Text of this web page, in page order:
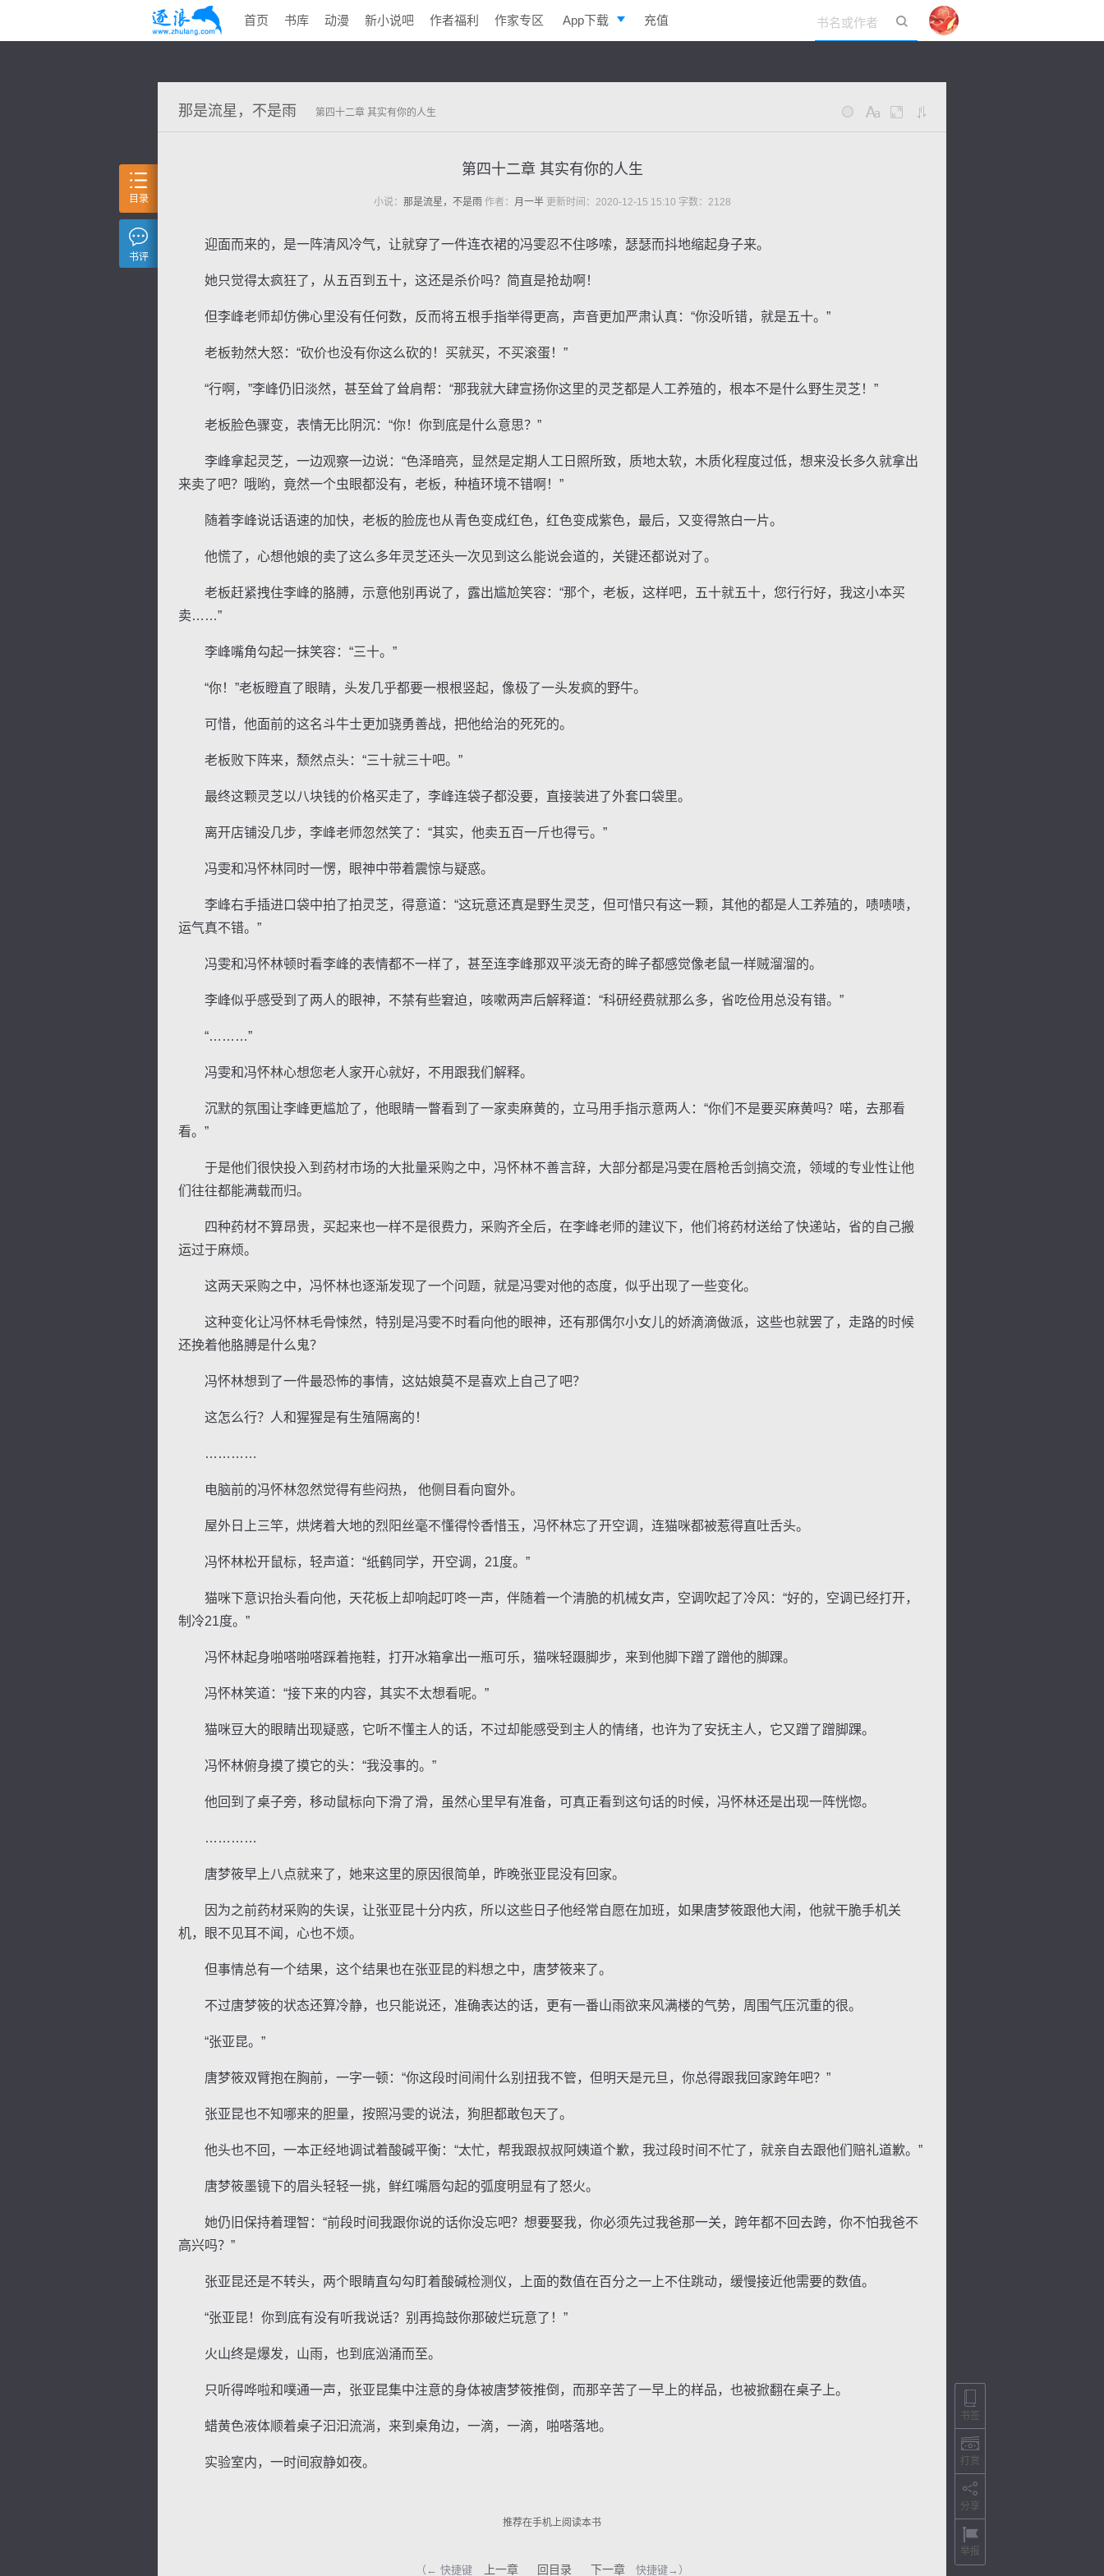
逐浪小说
首页 书库 动漫 新小说吧 作者福利 作家专区 App下载 充值
那是流星，不是雨 第四十二章 其实有你的人生
背 字 宽
第四十二章 其实有你的人生
小说： 那是流星，不是雨 作者： 月一半更新时间：2020-12-15 15:10 字数：2128
迎面而来的，是一阵清风冷气，让就穿了一件连衣裙的冯雯忍不住哆嗦，瑟瑟而抖地缩起身子来。
她只觉得太疯狂了，从五百到五十，这还是杀价吗？简直是抢劫啊！
但李峰老师却仿佛心里没有任何数，反而将五根手指举得更高，声音更加严肃认真：“你没听错，就是五十。”
老板勃然大怒：“砍价也没有你这么砍的！买就买，不买滚蛋！”
“行啊，”李峰仍旧淡然，甚至耸了耸肩帮：“那我就大肆宣扬你这里的灵芝都是人工养殖的，根本不是什么野生灵芝！”
老板脸色骤变，表情无比阴沉：“你！你到底是什么意思？”
李峰拿起灵芝，一边观察一边说：“色泽暗亮，显然是定期人工日照所致，质地太软，木质化程度过低，想来没长多久就拿出
来卖了吧？哦哟，竟然一个虫眼都没有，老板，种植环境不错啊！”
随着李峰说话语速的加快，老板的脸庞也从青色变成红色，红色变成紫色，最后，又变得煞白一片。
他慌了，心想他娘的卖了这么多年灵芝还头一次见到这么能说会道的，关键还都说对了。
老板赶紧拽住李峰的胳膊，示意他别再说了，露出尴尬笑容：“那个，老板，这样吧，五十就五十，您行行好，我这小本买
卖……”
李峰嘴角勾起一抹笑容：“三十。”
“你！”老板瞪直了眼睛，头发几乎都要一根根竖起，像极了一头发疯的野牛。
可惜，他面前的这名斗牛士更加骁勇善战，把他给治的死死的。
老板败下阵来，颓然点头：“三十就三十吧。”
最终这颗灵芝以八块钱的价格买走了，李峰连袋子都没要，直接装进了外套口袋里。
离开店铺没几步，李峰老师忽然笑了：“其实，他卖五百一斤也得亏。”
冯雯和冯怀林同时一愣，眼神中带着震惊与疑惑。
李峰右手插进口袋中拍了拍灵芝，得意道：“这玩意还真是野生灵芝，但可惜只有这一颗，其他的都是人工养殖的，啧啧啧，
运气真不错。”
冯雯和冯怀林顿时看李峰的表情都不一样了，甚至连李峰那双平淡无奇的眸子都感觉像老鼠一样贼溜溜的。
李峰似乎感受到了两人的眼神，不禁有些窘迫，咳嗽两声后解释道：“科研经费就那么多，省吃俭用总没有错。”
“………”
冯雯和冯怀林心想您老人家开心就好，不用跟我们解释。
沉默的氛围让李峰更尴尬了，他眼睛一瞥看到了一家卖麻黄的，立马用手指示意两人：“你们不是要买麻黄吗？喏，去那看
看。”
于是他们很快投入到药材市场的大批量采购之中，冯怀林不善言辞，大部分都是冯雯在唇枪舌剑搞交流，领域的专业性让他
们往往都能满载而归。
四种药材不算昂贵，买起来也一样不是很费力，采购齐全后，在李峰老师的建议下，他们将药材送给了快递站，省的自己搬
运过于麻烦。
这两天采购之中，冯怀林也逐渐发现了一个问题，就是冯雯对他的态度，似乎出现了一些变化。
这种变化让冯怀林毛骨悚然，特别是冯雯不时看向他的眼神，还有那偶尔小女儿的娇滴滴做派，这些也就罢了，走路的时候
还挽着他胳膊是什么鬼？
冯怀林想到了一件最恐怖的事情，这姑娘莫不是喜欢上自己了吧？
这怎么行？人和猩猩是有生殖隔离的！
…………
电脑前的冯怀林忽然觉得有些闷热， 他侧目看向窗外。
屋外日上三竿，烘烤着大地的烈阳丝毫不懂得怜香惜玉，冯怀林忘了开空调，连猫咪都被惹得直吐舌头。
冯怀林松开鼠标，轻声道：“纸鹤同学，开空调，21度。”
猫咪下意识抬头看向他，天花板上却响起叮咚一声，伴随着一个清脆的机械女声，空调吹起了冷风：“好的，空调已经打开，
制冷21度。”
冯怀林起身啪嗒啪嗒踩着拖鞋，打开冰箱拿出一瓶可乐，猫咪轻蹑脚步，来到他脚下蹭了蹭他的脚踝。
冯怀林笑道：“接下来的内容，其实不太想看呢。”
猫咪豆大的眼睛出现疑惑，它听不懂主人的话，不过却能感受到主人的情绪，也许为了安抚主人，它又蹭了蹭脚踝。
冯怀林俯身摸了摸它的头：“我没事的。”
他回到了桌子旁，移动鼠标向下滑了滑，虽然心里早有准备，可真正看到这句话的时候，冯怀林还是出现一阵恍惚。
…………
唐梦筱早上八点就来了，她来这里的原因很简单，昨晚张亚昆没有回家。
因为之前药材采购的失误，让张亚昆十分内疚，所以这些日子他经常自愿在加班，如果唐梦筱跟他大闹，他就干脆手机关
机，眼不见耳不闻，心也不烦。
但事情总有一个结果，这个结果也在张亚昆的料想之中，唐梦筱来了。
不过唐梦筱的状态还算冷静，也只能说还，准确表达的话，更有一番山雨欲来风满楼的气势，周围气压沉重的很。
“张亚昆。”
唐梦筱双臂抱在胸前，一字一顿：“你这段时间闹什么别扭我不管，但明天是元旦，你总得跟我回家跨年吧？”
张亚昆也不知哪来的胆量，按照冯雯的说法，狗胆都敢包天了。
他头也不回，一本正经地调试着酸碱平衡：“太忙，帮我跟叔叔阿姨道个歉，我过段时间不忙了，就亲自去跟他们赔礼道歉。”
唐梦筱墨镜下的眉头轻轻一挑，鲜红嘴唇勾起的弧度明显有了怒火。
她仍旧保持着理智：“前段时间我跟你说的话你没忘吧？想要娶我，你必须先过我爸那一关，跨年都不回去跨，你不怕我爸不
高兴吗？”
张亚昆还是不转头，两个眼睛直勾勾盯着酸碱检测仪，上面的数值在百分之一上不住跳动，缓慢接近他需要的数值。
“张亚昆！你到底有没有听我说话？别再捣鼓你那破烂玩意了！”
火山终是爆发，山雨，也到底汹涌而至。
只听得哗啦和噗通一声，张亚昆集中注意的身体被唐梦筱推倒，而那辛苦了一早上的样品，也被掀翻在桌子上。
蜡黄色液体顺着桌子汩汩流淌，来到桌角边，一滴，一滴，啪嗒落地。
实验室内，一时间寂静如夜。
推荐在手机上阅读本书
（← 快捷键 上一章 回目录 下一章 快捷键→）
目录
书评
书签
打赏
分享
举报